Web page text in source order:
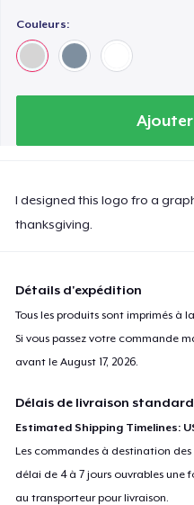
Couleurs:
I designed this logo fro a
thanksgiving.
Détails d'expédition
Tous les produits sont imprimés à
Si vous passez votre commande
avant leAugust 17, 2026.
Délais de livraison standard
Estimated Shipping Timelines:
Les commandes à destination
délai de 4 à 7 jours ouvrables
au transporteur pour livraison.